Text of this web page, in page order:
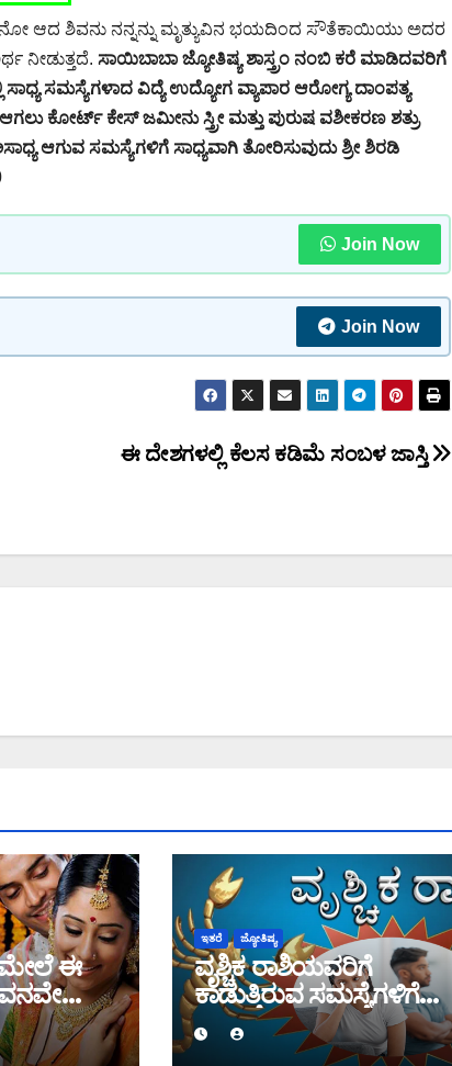
ಆದ ಶಿವನು ನನ್ನನ್ನು ಮೃತ್ಯುವಿನ ಭಯದಿಂದ ಸೌತೆಕಾಯಿಯು ಅದರ
ನೀಡುತ್ತದೆ. ಸಾಯಿಬಾಬಾ ಜ್ಯೋತಿಷ್ಯ ಶಾಸ್ತ್ರಂ ನಂಬಿ ಕರೆ ಮಾಡಿದವರಿಗೆ
ಸಮಸ್ಯೆಗಳಾದ ವಿದ್ಯೆ ಉದ್ಯೋಗ ವ್ಯಾಪಾರ ಆರೋಗ್ಯ ದಾಂಪತ್ಯ
ಕೋರ್ಟ್ ಕೇಸ್ ಜಮೀನು ಸ್ತ್ರೀ ಮತ್ತು ಪುರುಷ ವಶೀಕರಣ ಶತ್ರು
ಆಗುವ ಸಮಸ್ಯೆಗಳಿಗೆ ಸಾಧ್ಯವಾಗಿ ತೋರಿಸುವುದು ಶ್ರೀ ಶಿರಡಿ
Join Now
Join Now
ಈ ದೇಶಗಳಲ್ಲಿ ಕೆಲಸ ಕಡಿಮೆ ಸಂಬಳ ಜಾಸ್ತಿ
ಈ
ಇತರೆ ಜ್ಯೋತಿಷ್ಯ
ವೃಶ್ಚಿಕ ರಾಶಿಯವರಿಗೆ
ಕಾಡುತ್ತಿರುವ ಸಮಸ್ಯೆಗಳಿಗೆ
ಉತ್ತರ ಸಿಗುತ್ತಾ ಈ ನವೆಂಬರ್
ತಿಂಗಳಲ್ಲಿ?